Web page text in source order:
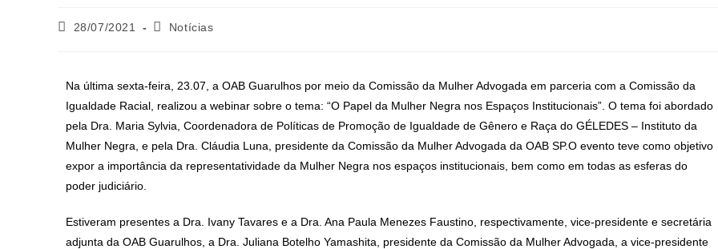
28/07/2021 Notícias
Na última sexta-feira, 23.07, a OAB Guarulhos por meio da Comissão da Mulher Advogada em parceria com a Comissão da
Igualdade Racial, realizou a webinar sobre o tema: “O Papel da Mulher Negra nos Espaços Institucionais”. O tema foi abordado
pela Dra. Maria Sylvia, Coordenadora de Políticas de Promoção de Igualdade de Gênero e Raça do GÉLEDES – Instituto da
Mulher Negra, e pela Dra. Cláudia Luna, presidente da Comissão da Mulher Advogada da OAB SP.O evento teve como objetivo
expor a importância da representatividade da Mulher Negra nos espaços institucionais, bem como em todas as esferas do
poder judiciário.
Estiveram presentes a Dra. Ivany Tavares e a Dra. Ana Paula Menezes Faustino, respectivamente, vice-presidente e secretária
adjunta da OAB Guarulhos, a Dra. Juliana Botelho Yamashita, presidente da Comissão da Mulher Advogada, a vice-presidente